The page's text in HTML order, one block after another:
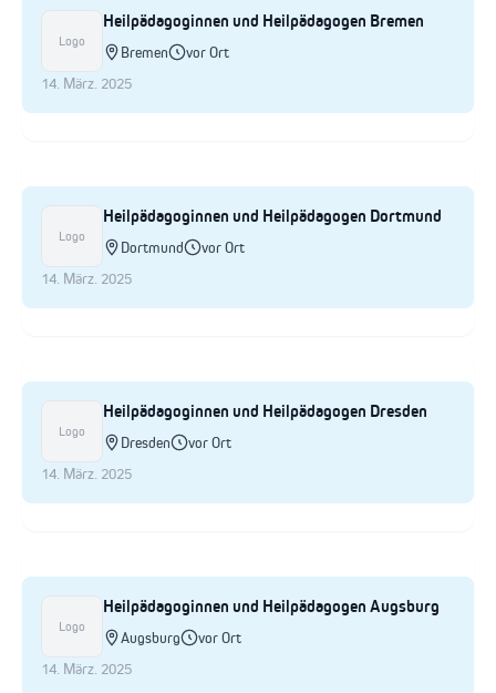
Logo
Heilpädagoginnen und Heilpädagogen Bremen
Bremen
vor Ort
14. März. 2025
Logo
Heilpädagoginnen und Heilpädagogen Dortmund
Dortmund
vor Ort
14. März. 2025
Logo
Heilpädagoginnen und Heilpädagogen Dresden
Dresden
vor Ort
14. März. 2025
Logo
Heilpädagoginnen und Heilpädagogen Augsburg
Augsburg
vor Ort
14. März. 2025